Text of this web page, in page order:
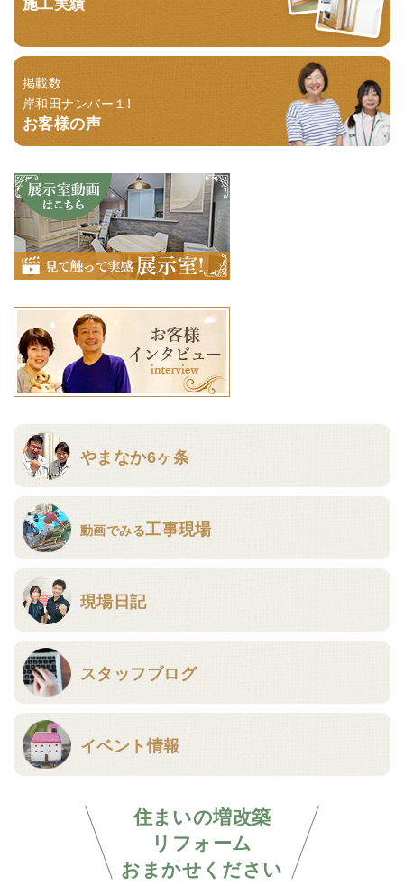
掲載数
岸和田ナンバー１！
お客様の声
やまなか6ヶ条
動画でみる工事現場
現場日記
スタッフブログ
イベント情報
住まいの増改築
リフォーム
おまかせください